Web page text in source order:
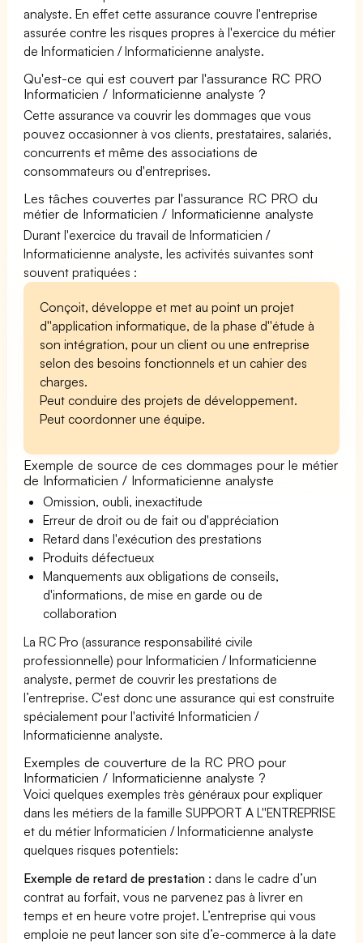
analyste. En effet cette assurance couvre l'entreprise
assurée contre les risques propres à l'exercice du métier
de Informaticien / Informaticienne analyste.
Qu'est-ce qui est couvert par l'assurance RC PRO
Informaticien / Informaticienne analyste ?
Cette assurance va couvrir les dommages que vous
pouvez occasionner à vos clients, prestataires, salariés,
concurrents et même des associations de
consommateurs ou d'entreprises.
Les tâches couvertes par l'assurance RC PRO du
métier de Informaticien / Informaticienne analyste
Durant l'exercice du travail de Informaticien /
Informaticienne analyste, les activités suivantes sont
souvent pratiquées :
Conçoit, développe et met au point un projet
d''application informatique, de la phase d''étude à
son intégration, pour un client ou une entreprise
selon des besoins fonctionnels et un cahier des
charges.
Peut conduire des projets de développement.
Peut coordonner une équipe.
Exemple de source de ces dommages pour le métier
de Informaticien / Informaticienne analyste
Omission, oubli, inexactitude
Erreur de droit ou de fait ou d'appréciation
Retard dans l'exécution des prestations
Produits défectueux
Manquements aux obligations de conseils,
d'informations, de mise en garde ou de
collaboration
La RC Pro (assurance responsabilité civile
professionnelle) pour Informaticien / Informaticienne
analyste, permet de couvrir les prestations de
l’entreprise. C'est donc une assurance qui est construite
spécialement pour l'activité Informaticien /
Informaticienne analyste.
Exemples de couverture de la RC PRO pour
Informaticien / Informaticienne analyste ?
Voici quelques exemples très généraux pour expliquer
dans les métiers de la famille SUPPORT A L''ENTREPRISE
et du métier Informaticien / Informaticienne analyste
quelques risques potentiels:
Exemple de retard de prestation : dans le cadre d’un
contrat au forfait, vous ne parvenez pas à livrer en
temps et en heure votre projet. L’entreprise qui vous
emploie ne peut lancer son site d’e-commerce à la date